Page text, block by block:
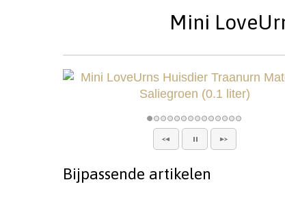
Mini
Bijpassende artikelen